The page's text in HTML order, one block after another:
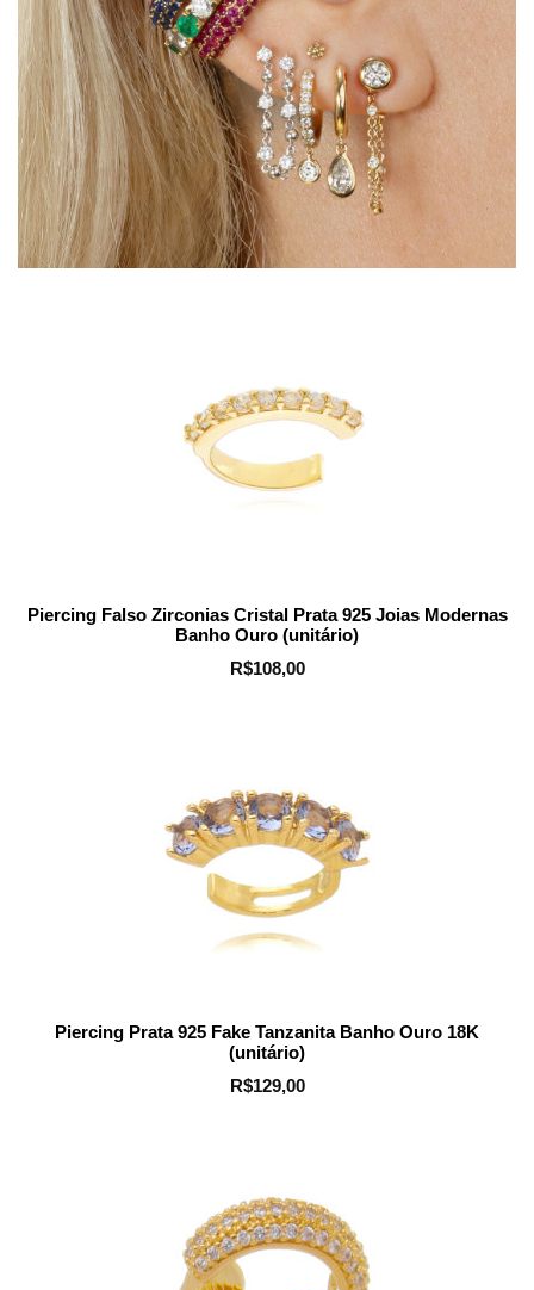
Piercing Falso Zirconias Cristal Prata 925 Joias Modernas
Banho Ouro (unitário)
R$108,00
Piercing Prata 925 Fake Tanzanita Banho Ouro 18K
(unitário)
R$129,00